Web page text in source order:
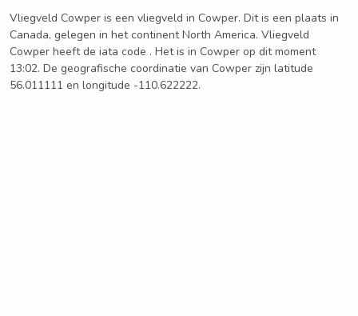
Vliegveld Cowper is een vliegveld in Cowper. Dit is een plaats in
Canada, gelegen in het continent North America. Vliegveld
Cowper heeft de iata code . Het is in Cowper op dit moment
13:02. De geografische coordinatie van Cowper zijn latitude
56.011111 en longitude -110.622222.